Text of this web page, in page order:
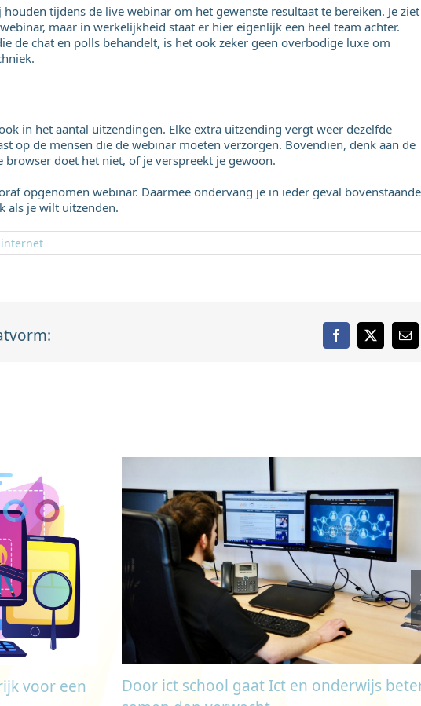
tijdens de live webinar om het gewenste resultaat te bereiken. Je ziet
maar in werkelijkheid staat er hier eigenlijk een heel team achter.
de chat en polls behandelt, is het ook zeker geen overbodige luxe om
in het aantal uitzendingen. Elke extra uitzending vergt weer dezelfde
op de mensen die de webinar moeten verzorgen. Bovendien, denk aan de
browser doet het niet, of je verspreekt je gewoon.
opgenomen webinar. Daarmee ondervang je in ieder geval bovenstaande
als je wilt uitzenden.
Facebook
X
E-
voor een
Door ict school gaat Ict en onderwijs